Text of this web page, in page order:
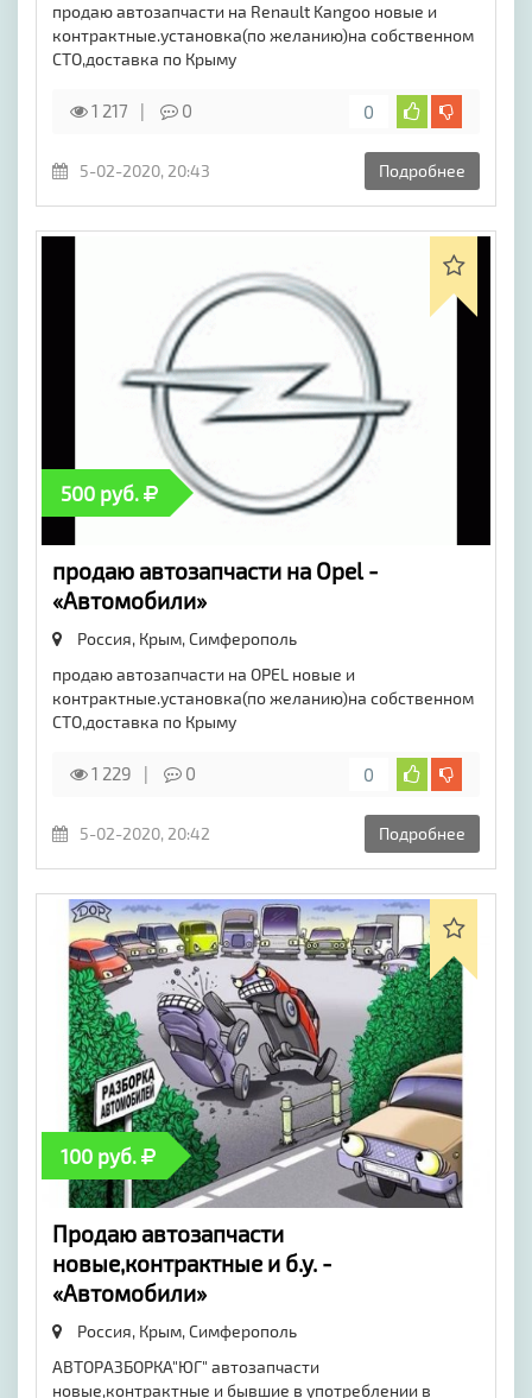
продаю автозапчасти на Renault Kangoo новые и
контрактные.установка(по желанию)на собственном
СТО,доставка по Крыму
1 217 0 0
5-02-2020, 20:43 Подробнее
500 руб.
продаю автозапчасти на Opel -
«Автомобили»
Россия, Крым,Симферополь
продаю автозапчасти на OPEL новые и
контрактные.установка(по желанию)на собственном
СТО,доставка по Крыму
1 229 0 0
5-02-2020, 20:42 Подробнее
100 руб.
Продаю автозапчасти
новые,контрактные и б.у. -
«Автомобили»
Россия, Крым,Симферополь
АВТОРАЗБОРКА"ЮГ" автозапчасти
новые,контрактные и бывшие в употреблении в